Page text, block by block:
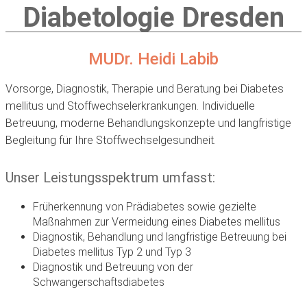
Diabetologie Dresden
MUDr. Heidi Labib
Vorsorge, Diagnostik, Therapie und Beratung bei Diabetes
mellitus und Stoffwechselerkrankungen. Individuelle
Betreuung, moderne Behandlungskonzepte und langfristige
Begleitung für Ihre Stoffwechselgesundheit.
Unser Leistungsspektrum umfasst:
Früherkennung von Prädiabetes sowie gezielte
Maßnahmen zur Vermeidung eines Diabetes mellitus
Diagnostik, Behandlung und langfristige Betreuung bei
Diabetes mellitus Typ 2 und Typ 3
Diagnostik und Betreuung von der
Schwangerschaftsdiabetes